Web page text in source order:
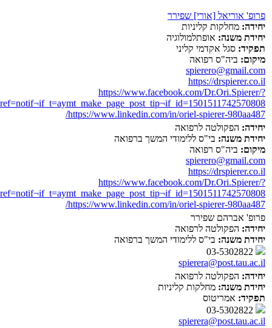
פרופ' אוריאל [אורי] שפירר
יחידה: מחלקות קליניות
יחידת משנה: אופתלמולוגיה
תפקיד: סגל אקדמי קליני
מיקום: ביה"ס רפואה
spierero@gmail.com
https://drspierer.co.il
https://www.facebook.com/Dr.Ori.Spierer/?
https://www.linkedin.com/in/oriel-spierer-980aa487/
יחידה: הפקולטה לרפואה
יחידת משנה: בי"ס ללימודי המשך ברפואה
מיקום: ביה"ס רפואה
spierero@gmail.com
https://drspierer.co.il
https://www.facebook.com/Dr.Ori.Spierer/?
https://www.linkedin.com/in/oriel-spierer-980aa487/
פרופ' אברהם שפירר
יחידה: הפקולטה לרפואה
יחידת משנה: בי"ס ללימודי המשך ברפואה
spierera@post.tau.ac.il
יחידה: הפקולטה לרפואה
יחידת משנה: מחלקות קליניות
תפקיד: אמריטוס
spierera@post.tau.ac.il